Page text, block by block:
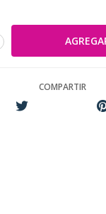
COMPARTIR